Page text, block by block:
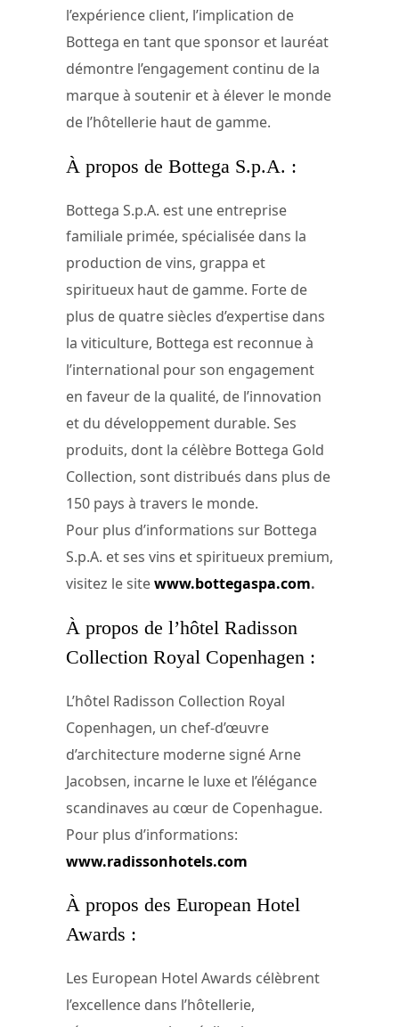
l’expérience client, l’implication de
Bottega en tant que sponsor et lauréat
démontre l’engagement continu de la
marque à soutenir et à élever le monde
de l’hôtellerie haut de gamme.
À propos de Bottega S.p.A. :
Bottega S.p.A. est une entreprise
familiale primée, spécialisée dans la
production de vins, grappa et
spiritueux haut de gamme. Forte de
plus de quatre siècles d’expertise dans
la viticulture, Bottega est reconnue à
l’international pour son engagement
en faveur de la qualité, de l’innovation
et du développement durable. Ses
produits, dont la célèbre Bottega Gold
Collection, sont distribués dans plus de
150 pays à travers le monde.
Pour plus d’informations sur Bottega
S.p.A. et ses vins et spiritueux premium,
visitez le sitewww.bottegaspa.com.
À propos de l’hôtel Radisson
Collection Royal Copenhagen :
L’hôtel Radisson Collection Royal
Copenhagen, un chef-d’œuvre
d’architecture moderne signé Arne
Jacobsen, incarne le luxe et l’élégance
scandinaves au cœur de Copenhague.
Pour plus d’informations:
www.radissonhotels.com
À propos des European Hotel
Awards :
Les European Hotel Awards célèbrent
l’excellence dans l’hôtellerie,